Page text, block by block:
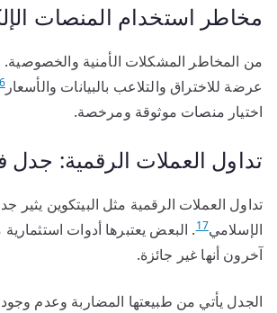
مخاطر استخدام المنصات
من المخاطر المشكلات الأمنية
عرضة للاختراق والتلاعب بالبيانات والأسعار
اختيار منصات موثوقة ومرخصة.
تداول العملات الرقمية: جدل
تداول العملات الرقمية مثل البيتكوين يثير
الإسلامي17. البعض يعتبرها أدوات استثمارية
آخرون أنها غير جائزة.
الجدل يأتي من طبيعتها المضاربة وعدم